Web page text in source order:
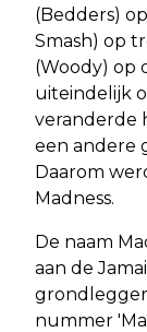
(Bedders)
Smash) op
(Woody) op
uiteindelijk
veranderde
een andere
Daarom
Madness.
De naam
aan de
grondlegger
nummer